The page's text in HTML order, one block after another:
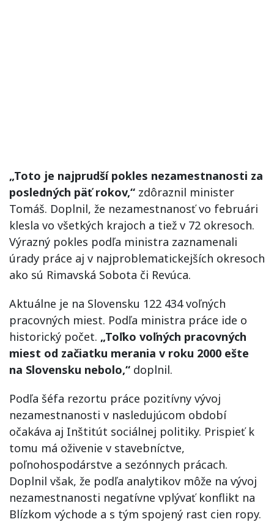
„Toto je najprudší pokles nezamestnanosti za
posledných päť rokov,“ zdôraznil minister
Tomáš. Doplnil, že nezamestnanosť vo februári
klesla vo všetkých krajoch a tiež v 72 okresoch.
Výrazný pokles podľa ministra zaznamenali
úrady práce aj v najproblematickejších okresoch
ako sú Rimavská Sobota či Revúca.
Aktuálne je na Slovensku 122 434 voľných
pracovných miest. Podľa ministra práce ide o
historický počet. „Toľko voľných pracovných
miest od začiatku merania v roku 2000 ešte
na Slovensku nebolo,“ doplnil.
Podľa šéfa rezortu práce pozitívny vývoj
nezamestnanosti v nasledujúcom období
očakáva aj Inštitút sociálnej politiky. Prispieť k
tomu má oživenie v stavebníctve,
poľnohospodárstve a sezónnych prácach.
Doplnil však, že podľa analytikov môže na vývoj
nezamestnanosti negatívne vplývať konflikt na
Blízkom východe a s tým spojený rast cien ropy.